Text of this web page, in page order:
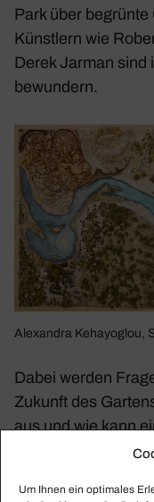
Um Ihnen ein optimales
Park über
Künst­lern wie
Derek Jarman sind
bewun­dern.
Alex­andra Keha­yo­glou,
Dabei werden
Zukunft des
aus und wie kann
Gärt­nern zu einer
>